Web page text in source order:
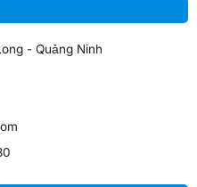
- Quảng Ninh